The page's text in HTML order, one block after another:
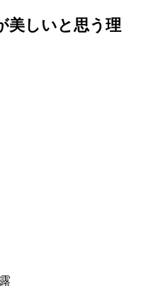
美しいと思う理